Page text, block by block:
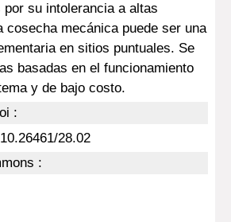
su intolerancia a altas
cosecha mecánica puede ser una
en sitios puntuales. Se
basadas en el funcionamiento
y de bajo costo.
:
28.02
: